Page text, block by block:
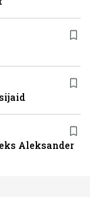
Aleksander